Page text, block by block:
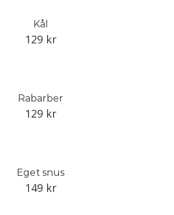
Kål
129 kr
Rabarber
129 kr
Eget snus
149 kr